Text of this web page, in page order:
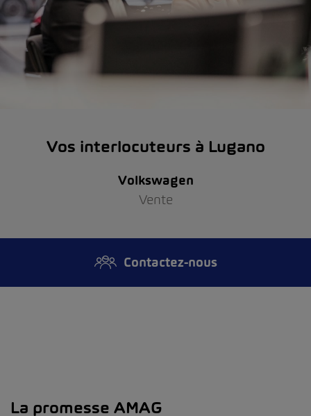
Vos interlocuteurs à Lugano
Volkswagen
Vente
Contactez-nous
La promesse AMAG